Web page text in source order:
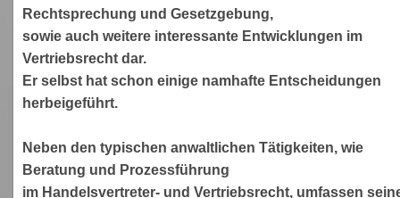
Rechtsprechung und Gesetzgebung,
sowie auch weitere interessante Entwicklungen im
Vertriebsrecht dar.
Er selbst hat schon einige namhafte Entscheidungen
herbeigeführt.
Neben den typischen anwaltlichen Tätigkeiten, wie
Beratung und Prozessführung
im Handelsvertreter- und Vertriebsrecht, umfassen